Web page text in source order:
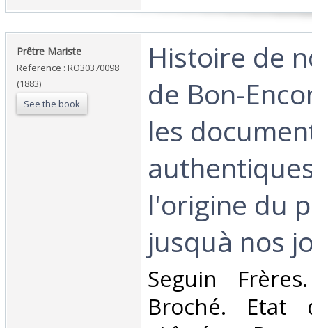
‎Prêtre Mariste‎
Reference : RO30370098
(1883)
See the book
‎Histoire de
de Bon-
les
l'origine du
jusquà nos
‎Seguin
Broché. Etat